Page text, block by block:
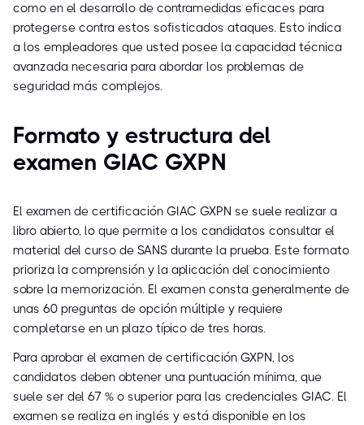
como en el desarrollo de contramedidas eficaces para
protegerse contra estos sofisticados ataques. Esto indica
a los empleadores que usted posee la capacidad técnica
avanzada necesaria para abordar los problemas de
seguridad más complejos.
Formato y estructura del
examen GIAC GXPN
El examen de certificación GIAC GXPN se suele realizar a
libro abierto, lo que permite a los candidatos consultar el
material del curso de SANS durante la prueba. Este formato
prioriza la comprensión y la aplicación del conocimiento
sobre la memorización. El examen consta generalmente de
unas 60 preguntas de opción múltiple y requiere
completarse en un plazo típico de tres horas.
Para aprobar el examen de certificación GXPN, los
candidatos deben obtener una puntuación mínima, que
suele ser del 67 % o superior para las credenciales GIAC. El
examen se realiza en inglés y está disponible en los